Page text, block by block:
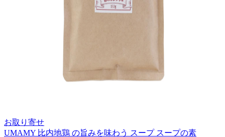
お取り寄せ
UMAMY 比内地鶏 の旨みを味わう スープ スープの素